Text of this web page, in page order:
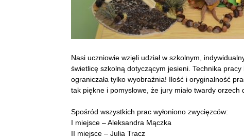
Nasi uczniowie wzięli udział w szkolnym,
świetlicę szkolną dotyczącym jesieni. Technika
ograniczała tylko wyobraźnia! Ilość i oryginalność
tak piękne i pomysłowe, że jury miało twardy
Spośród wszystkich prac wyłoniono zwycięzców:
I miejsce – Aleksandra Mączka
II miejsce – Julia Tracz